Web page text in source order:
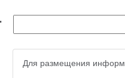
Для размещения